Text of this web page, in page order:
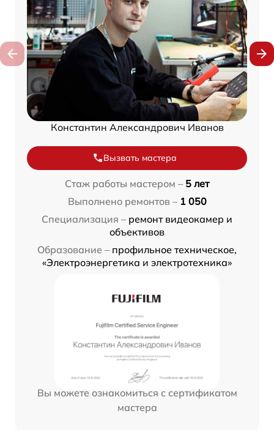
Константин Александрович Иванов
Вызвать мастера
Стаж работы мастером – 5 лет
Выполнено ремонтов – 1 050
Специализация – ремонт видеокамер и
объективов
Образование – профильное техническое,
«Электроэнергетика и электротехника»
Вы можете ознакомиться с сертификатом
мастера